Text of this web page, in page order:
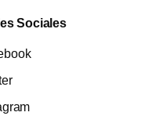
Sociales